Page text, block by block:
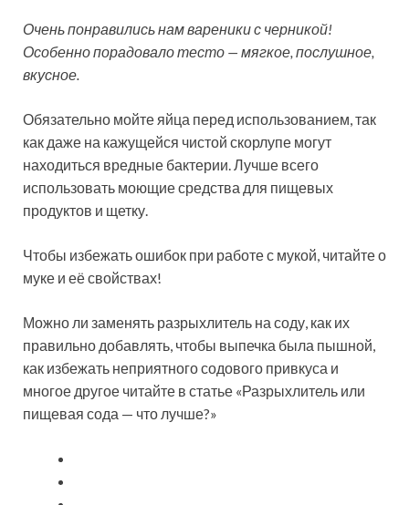
Очень понравились нам вареники с черникой!
Особенно порадовало тесто — мягкое, послушное,
вкусное.
Обязательно мойте яйца перед использованием, так
как даже на кажущейся чистой скорлупе могут
находиться вредные бактерии. Лучше всего
использовать моющие средства для пищевых
продуктов и щетку.
Чтобы избежать ошибок при работе с мукой, читайте о
муке и её свойствах!
Можно ли заменять разрыхлитель на соду, как их
правильно добавлять, чтобы выпечка была пышной,
как избежать неприятного содового привкуса и
многое другое читайте в статье «Разрыхлитель или
пищевая сода — что лучше?»